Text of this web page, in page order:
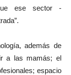
ese sector -
además de
a las mamás; el
espacio